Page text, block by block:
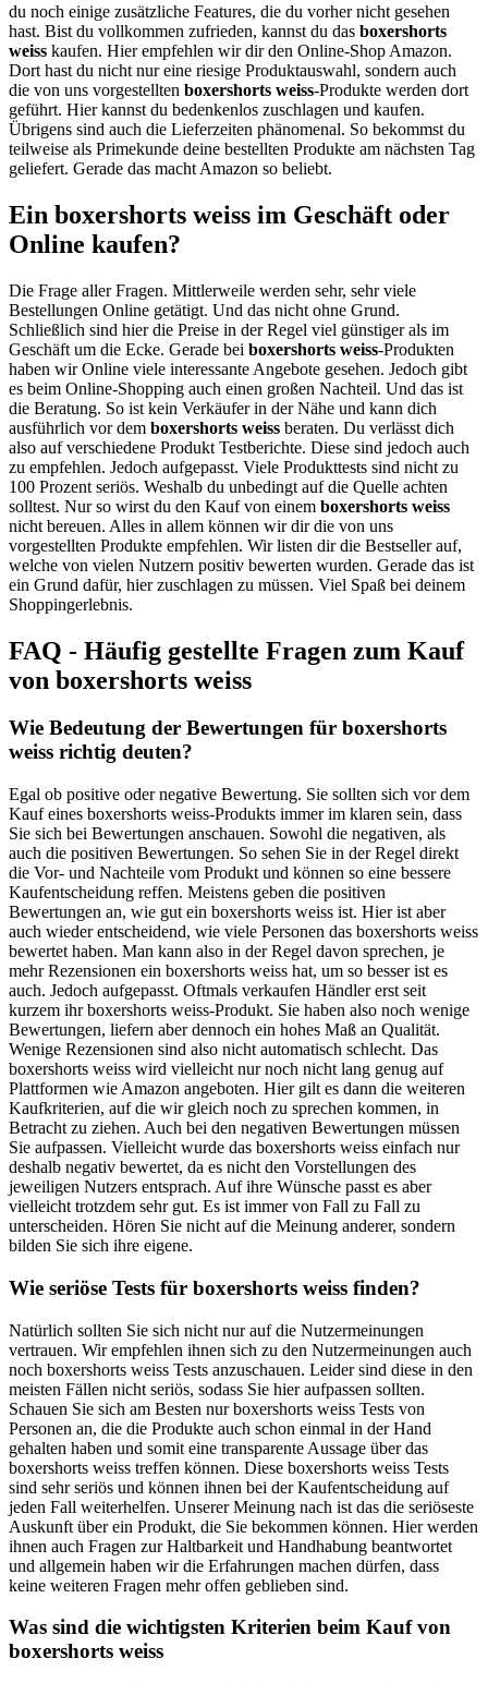
du noch einige zusätzliche Features, die du vorher nicht gesehen
hast. Bist du vollkommen zufrieden, kannst du das boxershorts
weiss kaufen. Hier empfehlen wir dir den Online-Shop Amazon.
Dort hast du nicht nur eine riesige Produktauswahl, sondern auch
die von uns vorgestellten boxershorts weiss-Produkte werden dort
geführt. Hier kannst du bedenkenlos zuschlagen und kaufen.
Übrigens sind auch die Lieferzeiten phänomenal. So bekommst du
teilweise als Primekunde deine bestellten Produkte am nächsten Tag
geliefert. Gerade das macht Amazon so beliebt.
Ein boxershorts weiss im Geschäft oder
Online kaufen?
Die Frage aller Fragen. Mittlerweile werden sehr, sehr viele
Bestellungen Online getätigt. Und das nicht ohne Grund.
Schließlich sind hier die Preise in der Regel viel günstiger als im
Geschäft um die Ecke. Gerade bei boxershorts weiss-Produkten
haben wir Online viele interessante Angebote gesehen. Jedoch gibt
es beim Online-Shopping auch einen großen Nachteil. Und das ist
die Beratung. So ist kein Verkäufer in der Nähe und kann dich
ausführlich vor dem boxershorts weiss beraten. Du verlässt dich
also auf verschiedene Produkt Testberichte. Diese sind jedoch auch
zu empfehlen. Jedoch aufgepasst. Viele Produkttests sind nicht zu
100 Prozent seriös. Weshalb du unbedingt auf die Quelle achten
solltest. Nur so wirst du den Kauf von einem boxershorts weiss
nicht bereuen. Alles in allem können wir dir die von uns
vorgestellten Produkte empfehlen. Wir listen dir die Bestseller auf,
welche von vielen Nutzern positiv bewerten wurden. Gerade das ist
ein Grund dafür, hier zuschlagen zu müssen. Viel Spaß bei deinem
Shoppingerlebnis.
FAQ - Häufig gestellte Fragen zum Kauf
von boxershorts weiss
Wie Bedeutung der Bewertungen für boxershorts
weiss richtig deuten?
Egal ob positive oder negative Bewertung. Sie sollten sich vor dem
Kauf eines boxershorts weiss-Produkts immer im klaren sein, dass
Sie sich bei Bewertungen anschauen. Sowohl die negativen, als
auch die positiven Bewertungen. So sehen Sie in der Regel direkt
die Vor- und Nachteile vom Produkt und können so eine bessere
Kaufentscheidung reffen. Meistens geben die positiven
Bewertungen an, wie gut ein boxershorts weiss ist. Hier ist aber
auch wieder entscheidend, wie viele Personen das boxershorts weiss
bewertet haben. Man kann also in der Regel davon sprechen, je
mehr Rezensionen ein boxershorts weiss hat, um so besser ist es
auch. Jedoch aufgepasst. Oftmals verkaufen Händler erst seit
kurzem ihr boxershorts weiss-Produkt. Sie haben also noch wenige
Bewertungen, liefern aber dennoch ein hohes Maß an Qualität.
Wenige Rezensionen sind also nicht automatisch schlecht. Das
boxershorts weiss wird vielleicht nur noch nicht lang genug auf
Plattformen wie Amazon angeboten. Hier gilt es dann die weiteren
Kaufkriterien, auf die wir gleich noch zu sprechen kommen, in
Betracht zu ziehen. Auch bei den negativen Bewertungen müssen
Sie aufpassen. Vielleicht wurde das boxershorts weiss einfach nur
deshalb negativ bewertet, da es nicht den Vorstellungen des
jeweiligen Nutzers entsprach. Auf ihre Wünsche passt es aber
vielleicht trotzdem sehr gut. Es ist immer von Fall zu Fall zu
unterscheiden. Hören Sie nicht auf die Meinung anderer, sondern
bilden Sie sich ihre eigene.
Wie seriöse Tests für boxershorts weiss finden?
Natürlich sollten Sie sich nicht nur auf die Nutzermeinungen
vertrauen. Wir empfehlen ihnen sich zu den Nutzermeinungen auch
noch boxershorts weiss Tests anzuschauen. Leider sind diese in den
meisten Fällen nicht seriös, sodass Sie hier aufpassen sollten.
Schauen Sie sich am Besten nur boxershorts weiss Tests von
Personen an, die die Produkte auch schon einmal in der Hand
gehalten haben und somit eine transparente Aussage über das
boxershorts weiss treffen können. Diese boxershorts weiss Tests
sind sehr seriös und können ihnen bei der Kaufentscheidung auf
jeden Fall weiterhelfen. Unserer Meinung nach ist das die seriöseste
Auskunft über ein Produkt, die Sie bekommen können. Hier werden
ihnen auch Fragen zur Haltbarkeit und Handhabung beantwortet
und allgemein haben wir die Erfahrungen machen dürfen, dass
keine weiteren Fragen mehr offen geblieben sind.
Was sind die wichtigsten Kriterien beim Kauf von
boxershorts weiss